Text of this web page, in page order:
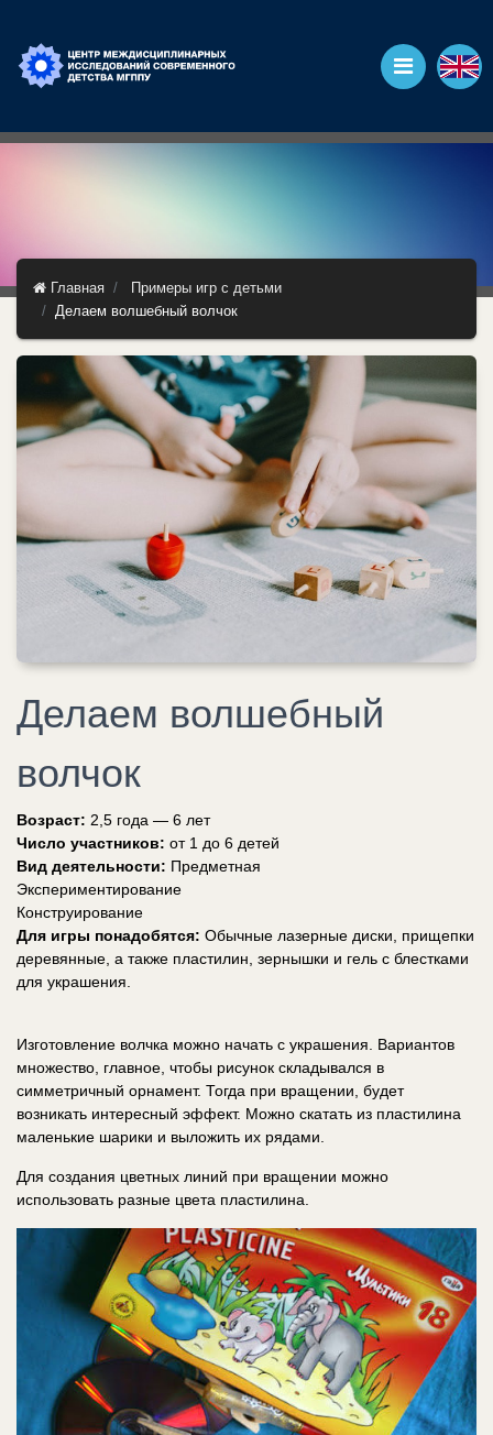
Главная
Примеры игр с детьми
Делаем волшебный волчок
Делаем волшебный
волчок
Возраст: 2,5 года — 6 лет
Число участников: от 1 до 6 детей
Вид деятельности: Предметная
Экспериментирование
Конструирование
Для игры понадобятся: Обычные лазерные диски, прищепки
деревянные, а также пластилин, зернышки и гель с блестками
для украшения.
Изготовление волчка можно начать с украшения. Вариантов
множество, главное, чтобы рисунок складывался в
симметричный орнамент. Тогда при вращении, будет
возникать интересный эффект. Можно скатать из пластилина
маленькие шарики и выложить их рядами.
Для создания цветных линий при вращении можно
использовать разные цвета пластилина.